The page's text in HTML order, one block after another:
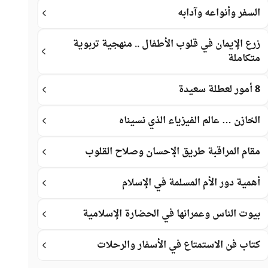
السفر وأنواعه وآدابه
زرع الإيمان في قلوب الأطفال .. منهجية تربوية
متكاملة
8 أمور لعطلة سعيدة
الخازن … عالم الفيزياء الذي نسيناه
مقام المراقبة طريق الإحسان وصلاح القلوب
أهمية دور الأم المسلمة في الإسلام
بيوت الناس وعمرانها في الحضارة الإسلامية
كتاب فن الاستمتاع في الأسفار والرحلات